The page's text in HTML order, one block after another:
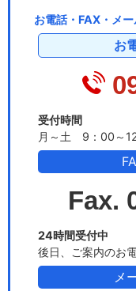
お電話・FAX・メー
お
受付時間
月～土 9：00～
Fax.
24時間受付中
後日、ご案内のお
メ